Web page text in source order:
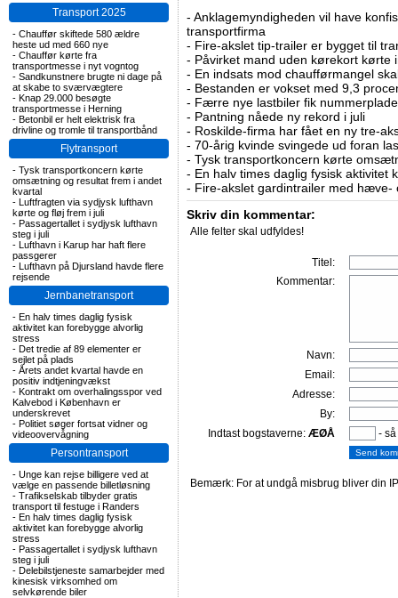
Transport 2025
- Chauffør skiftede 580 ældre
heste ud med 660 nye
- Chauffør kørte fra
transportmesse i nyt vogntog
- Sandkunstnere brugte ni dage på
at skabe to sværvægtere
- Knap 29.000 besøgte
transportmesse i Herning
- Betonbil er helt elektrisk fra
drivline og tromle til transportbånd
Flytransport
- Tysk transportkoncern kørte
omsætning og resultat frem i andet
kvartal
- Luftfragten via sydjysk lufthavn
kørte og fløj frem i juli
- Passagertallet i sydjysk lufthavn
steg i juli
- Lufthavn i Karup har haft flere
passgerer
- Lufthavn på Djursland havde flere
rejsende
Jernbanetransport
- En halv times daglig fysisk
aktivitet kan forebygge alvorlig
stress
- Det tredie af 89 elementer er
sejlet på plads
- Årets andet kvartal havde en
positiv indtjeningvækst
- Kontrakt om overhalingsspor ved
Kalvebod i København er
underskrevet
- Politiet søger fortsat vidner og
videoovervågning
Persontransport
- Unge kan rejse billigere ved at
vælge en passende billetløsning
- Trafikselskab tilbyder gratis
transport til festuge i Randers
- En halv times daglig fysisk
aktivitet kan forebygge alvorlig
stress
- Passagertallet i sydjysk lufthavn
steg i juli
- Delebilstjeneste samarbejder med
kinesisk virksomhed om
selvkørende biler
- Anklagemyndigheden vil have
transportfirma
- Fire-akslet tip-trailer er bygget til
- Påvirket mand uden kørekort kørte
- En indsats mod chaufførmangel
- Bestanden er vokset med 9,3
- Færre nye lastbiler fik
- Pantning nåede ny rekord i juli
- Roskilde-firma har fået en ny tre-
- 70-årig kvinde svingede ud foran
- Tysk transportkoncern kørte
- En halv times daglig fysisk aktivitet
- Fire-akslet gardintrailer med hæve-
Skriv din kommentar:
Alle felter skal udfyldes!
Titel:
Kommentar:
Navn:
Email:
Adresse:
By:
Indtast bogstaverne: ÆØÅ -
Bemærk: For at undgå misbrug bliver din